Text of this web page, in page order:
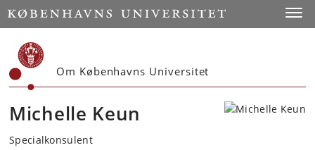
Start
Om Københavns Universitet
Michelle Keun
Specialkonsulent